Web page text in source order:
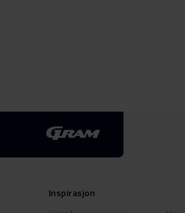
Inspirasjon